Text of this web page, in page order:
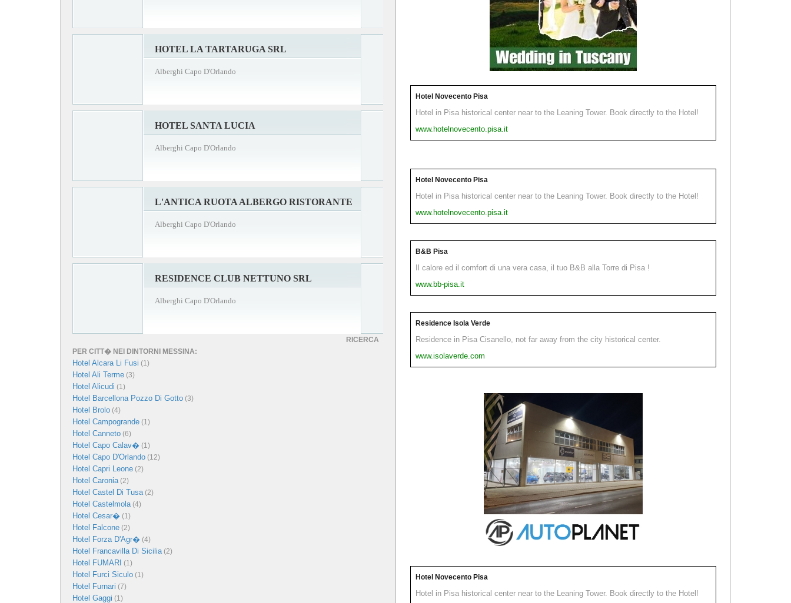
HOTEL LA TARTARUGA SRL
Alberghi Capo D'Orlando
HOTEL SANTA LUCIA
Alberghi Capo D'Orlando
L'ANTICA RUOTA ALBERGO RISTORANTE
Alberghi Capo D'Orlando
RESIDENCE CLUB NETTUNO SRL
Alberghi Capo D'Orlando
RICERCA
PER CITT� NEI DINTORNI MESSINA:
Hotel Alcara Li Fusi (1)
Hotel Ali Terme (3)
Hotel Alicudi (1)
Hotel Barcellona Pozzo Di Gotto (3)
Hotel Brolo (4)
Hotel Campogrande (1)
Hotel Canneto (6)
Hotel Capo Calav� (1)
Hotel Capo D'Orlando (12)
Hotel Capri Leone (2)
Hotel Caronia(2)
Hotel Castel Di Tusa(2)
Hotel Castelmola(4)
Hotel Cesar� (1)
Hotel Falcone (2)
Hotel Forza D'Agr� (4)
Hotel Francavilla Di Sicilia(2)
Hotel FUMARI (1)
Hotel Furci Siculo (1)
Hotel Furnari (7)
Hotel Gaggi (1)
Hotel Novecento Pisa
Hotel in Pisa historical center near to the Leaning Tower. Book directly to the Hotel!
www.hotelnovecento.pisa.it
Hotel Novecento Pisa
Hotel in Pisa historical center near to the Leaning Tower. Book directly to the Hotel!
www.hotelnovecento.pisa.it
B&B Pisa
Il calore ed il comfort di una vera casa, il tuo B&B alla Torre di Pisa !
www.bb-pisa.it
Residence Isola Verde
Residence in Pisa Cisanello, not far away from the city historical center.
www.isolaverde.com
Hotel Novecento Pisa
Hotel in Pisa historical center near to the Leaning Tower. Book directly to the Hotel!